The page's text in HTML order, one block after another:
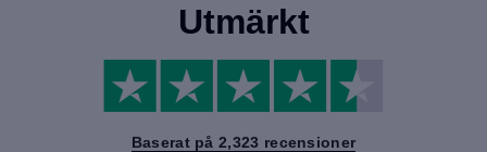
Utmärkt
Baserat på 2,323 recensioner